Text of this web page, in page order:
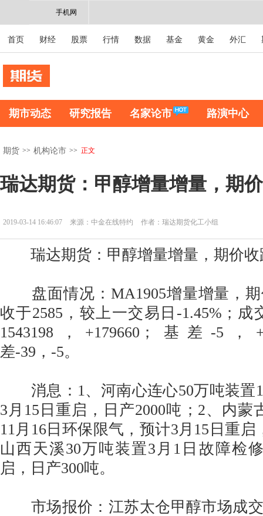
手机网
首页 财经 股票 行情 数据 基金 黄金 外汇
期市动态 研究报告 名家论市 路演中心
期货 >> 机构论市 >> 正文
瑞达期货：甲醇增量增量，期
2019-03-14 16:46:07 来源：中金在线特约 作者：瑞达期货化工小组
瑞达期货：甲醇增量增量，期价收
盘面情况：MA1905增量增量，期
收于2585，较上一交易日-1.45%；成
1543198，+179660；基差-5，
差-39，-5。
消息：1、河南心连心50万吨装置
3月15日重启，日产2000吨；2、内蒙
11月16日环保限气，预计3月15日重启
山西天溪30万吨装置3月1日故障检
启，日产300吨。
市场报价：江苏太仓甲醇市场成交